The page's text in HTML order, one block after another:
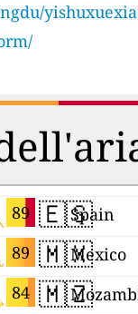
89
89
84
🇪🇸Spain
🇲🇽Mexico
🇲🇿